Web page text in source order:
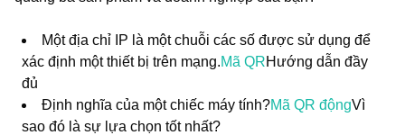
Một địa chỉ IP là một chuỗi các số được sử dụng để
xác định một thiết bị trên mạng.Mã QRHướng dẫn đầy
đủ
Định nghĩa của một chiếc máy tính?Mã QR độngVì
sao đó là sự lựa chọn tốt nhất?